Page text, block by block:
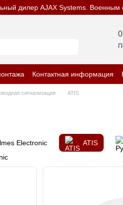
дилер AJAX Systems. Военным
Контактная информация
сигнализация ATIS
Electronic ATIS